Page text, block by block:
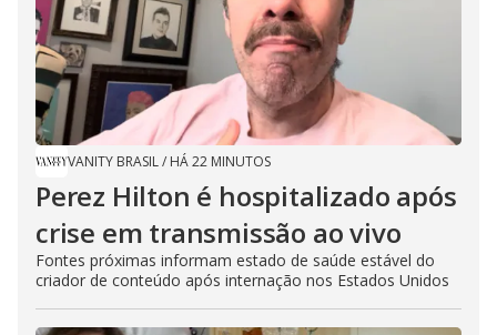
VANITY BRASIL/ HÁ 22 MINUTOS
Perez Hilton é hospitalizado após
crise em transmissão ao vivo
Fontes próximas informam estado de saúde estável do
criador de conteúdo após internação nos Estados Unidos